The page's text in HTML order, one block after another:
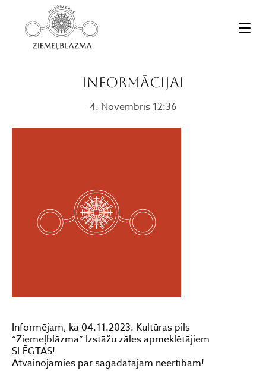
INFORMĀCIJAI
4. Novembris 12:36
Informējam, ka 04.11.2023. Kultūras pils
“Ziemeļblāzma” Izstāžu zāles apmeklētājiem
SLĒGTAS!
Atvainojamies par sagādātajām neērtībām!